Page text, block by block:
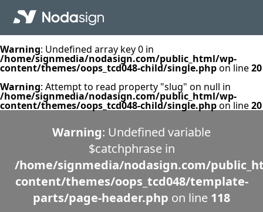
Warning: Undefined array key 0 in
/home/signmedia/nodasign.com/public_html/wp-
content/themes/oops_tcd048-child/single.phpon line20
Warning: Attempt to read property "slug" on null in
/home/signmedia/nodasign.com/public_html/wp-
content/themes/oops_tcd048-child/single.phpon line20
Warning: Undefined variable
$catchphrase in
/home/signmedia/nodasign.com/
content/themes/oops_tcd048/template-
parts/page-header.php on line 118